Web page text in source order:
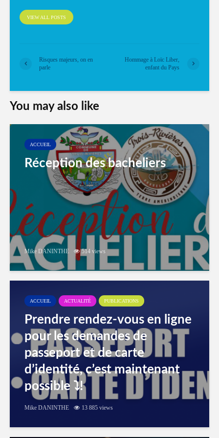
VIEW ALL POSTS
Risques majeurs, on en
parle
Hommage à Loïc Liber,
enfant du Pays
You may also like
ACCUEIL
Réception des bacheliers
Mike DANINTHE 514 views
ACCUEIL ACTUALITÉ PUBLICATIONS
Prendre rendez-vous en ligne
pour les demandes de
passeport et de carte
d’identité, c’est maintenant
possible ⤵️!
Mike DANINTHE 13 885 views